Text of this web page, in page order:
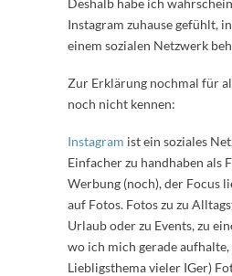
Deshalb habe ich
Instagram zuhause gefühlt,
einem sozialen Netzwerk
Zur Erklärung nochmal für
noch nicht kennen:
Instagram ist ein soziales
Einfacher zu handhaben als
Werbung (noch), der Focus
auf Fotos. Fotos zu zu
Urlaub oder zu Events, zu
wo ich mich gerade aufhalte,
Liebligsthema vieler IGer)